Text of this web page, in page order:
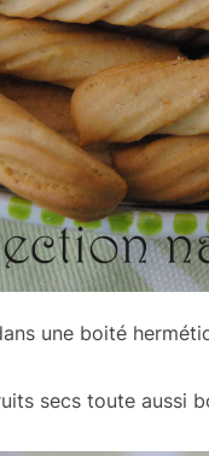
une boité
secs toute aussi